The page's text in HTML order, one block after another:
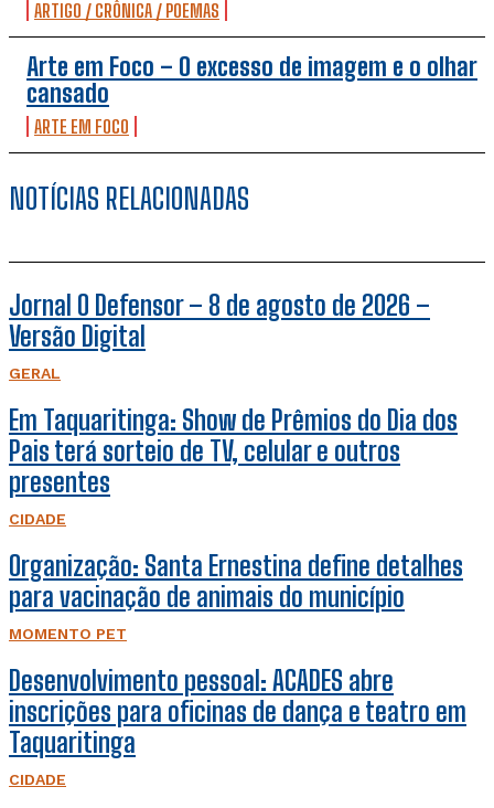
ARTIGO / CRÔNICA / POEMAS
Arte em Foco – O excesso de imagem e o olhar
cansado
ARTE EM FOCO
NOTÍCIAS RELACIONADAS
Jornal O Defensor – 8 de agosto de 2026 –
Versão Digital
GERAL
Em Taquaritinga: Show de Prêmios do Dia dos
Pais terá sorteio de TV, celular e outros
presentes
CIDADE
Organização: Santa Ernestina define detalhes
para vacinação de animais do município
MOMENTO PET
Desenvolvimento pessoal: ACADES abre
inscrições para oficinas de dança e teatro em
Taquaritinga
CIDADE